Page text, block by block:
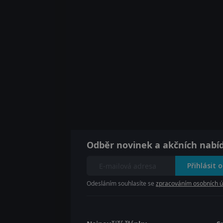
Odběr novinek a akčních
Přihlásit
Odesláním souhlasíte se zpracováním osobních